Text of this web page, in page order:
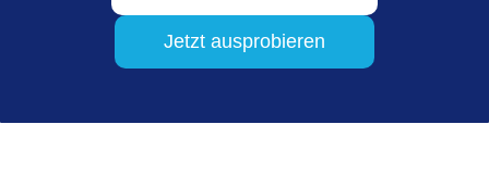
Jetzt ausprobieren